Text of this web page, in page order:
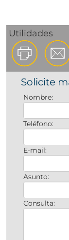
Utilidades
Solicite
Nombre:
Teléfono:
E-mail:
Asunto:
Consulta: